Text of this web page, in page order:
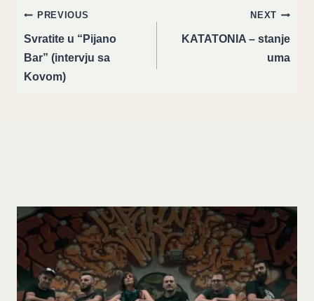
Post
navigation
PREVIOUS
Svratite u “Pijano
Bar” (intervju sa
Kovom)
NEXT
KATATONIA – stanje
uma